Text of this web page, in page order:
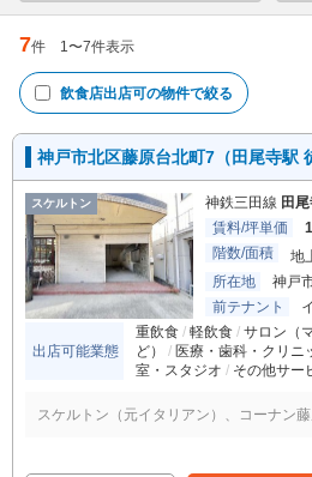
7件 1〜7件表示
飲食店出店可の物件で絞る
神戸市北区藤原台北町7（田尾寺駅
スケルトン 神鉄三田線 田
賃料/坪単価
階数/面積
地
所在地
神戸
前テナント
出店可能業態
重飲食 軽飲食
サロン（
ど）
医療・歯科・クリニ
室・スタジオ
その他サー
スケルトン（元イタリアン）、コーナン